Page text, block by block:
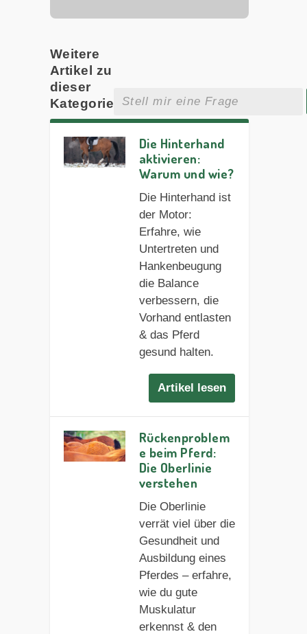
Weitere
Artikel zu
dieser
Kategorie
Die Hinterhand
aktivieren:
Warum und wie?
Die Hinterhand ist
der Motor:
Erfahre, wie
Untertreten und
Hankenbeugung
die Balance
verbessern, die
Vorhand entlasten
& das Pferd
gesund halten.
Artikel lesen
Rückenproblem
e beim Pferd:
Die Oberlinie
verstehen
Die Oberlinie
verrät viel über die
Gesundheit und
Ausbildung eines
Pferdes – erfahre,
wie du gute
Muskulatur
erkennst & den